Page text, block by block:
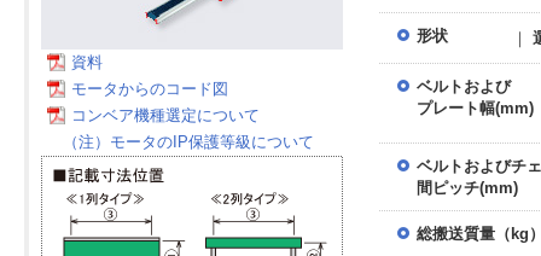
資料
モータからのコード図
コンベア機種選定について
（注）モータのIP保護等級について
形状 ｜
ベルトおよび
プレート幅(mm)
ベルトおよびチ
間ピッチ(mm)
総搬送質量（kg